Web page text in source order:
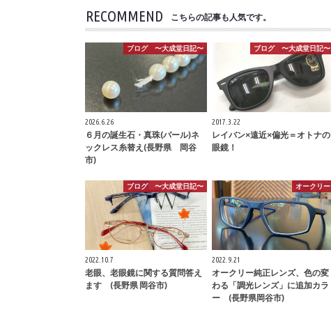
RECOMMEND こちらの記事も人気です。
ブログ 〜大成堂日記〜
2026.6.26
６月の誕生石・真珠(パール)ネ
ックレス糸替え(長野県 岡谷
市)
ブログ 〜大成堂日記〜
2017.3.22
レイバン×遠近×偏光＝オトナの
眼鏡！
ブログ 〜大成堂日記〜
2022.10.7
老眼、老眼鏡に関する質問答え
ます (長野県 岡谷市)
オークリー
2022.9.21
オークリー純正レンズ、色の変
わる「調光レンズ」に追加カラ
ー (長野県岡谷市)